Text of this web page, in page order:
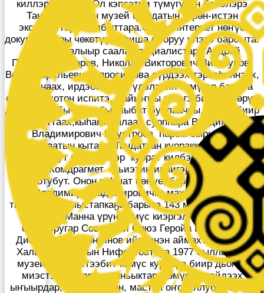
киллэрбиттэрэ. Ол кэпсэтии түмүгүнэн бэйэлэрэ
Тандаҕа тахсан музей фондатын көрөн-истэн
экспонаттары талбыттара.Онтон интернет нөҥүө
докумуоннары чөкөтүү, афиша оҥоруу үлэтэ барбыта.
Быыстапкалыыр саала специалистара Андрей
Петрович Захаров, Николай Викторович Винокуров,
Вера Гаврильевна Апросимова сүрдээх тэрээһиннээх,
таһымнаах, ирдэбиллээх үлэлэрин түмүгэр барыта
ситэн — хотон испитэ. Сайыҥҥы кэмҥэ биһиэхэ өрүү
да айан ылбычча табыллыбат буолааччы. Танда биир
уопуттаах,кыһамньылаах суоппара Владимир
Владимирович Неустроев паром сырыыта
саҕаланаатын кытары Тандаттан куоракка киллэрэн,
болдьообут кэммитигэр куорат килбэйэр киинигэр
турар Комдрагмет дьиэтин иннигэр хорус гына
тохтоотубут. Онон хаһыат нөҥүө, бар дьон иннигэр,
Владимир Владимировичка махталбытын
тиэрдэбит. Быыстапкаҕа барыта 143 мал көрдөрүүгэ
турда. Манна үрүҥ көмүс киэргэллэр, олор
ортолоругар Советскай Союз Геройа Владимир
Дионисьевич Лонгинов ийэтинэн аймахтара Орто
Халыма куоратын Нифонтовтара 1977 сыллаахха
музейга бэлэхтээбит көмүс курдара биир дьоһун
миэстэни ылар, чаанньыктар, көмүс сирэйдээх
ыҥыырдар, удьурхайтан, мастан оҥоһуллубут иһит-